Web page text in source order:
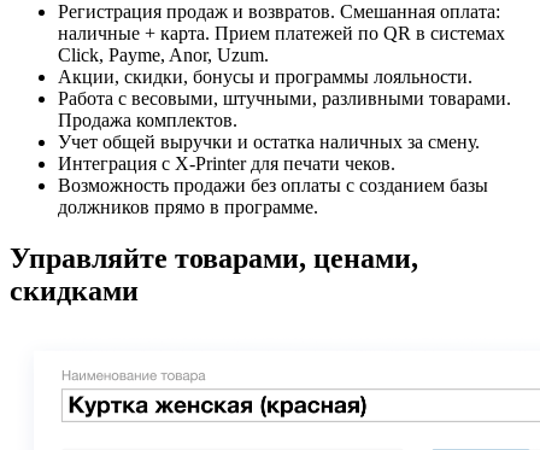
Регистрация продаж и возвратов. Смешанная оплата:
наличные + карта. Прием платежей по QR в системах
Click, Payme, Anor, Uzum.
Акции, скидки, бонусы и программы лояльности.
Работа с весовыми, штучными, разливными товарами.
Продажа комплектов.
Учет общей выручки и остатка наличных за смену.
Интеграция с X-Printer для печати чеков.
Возможность продажи без оплаты с созданием базы
должников прямо в программе.
Управляйте товарами, ценами,
скидками